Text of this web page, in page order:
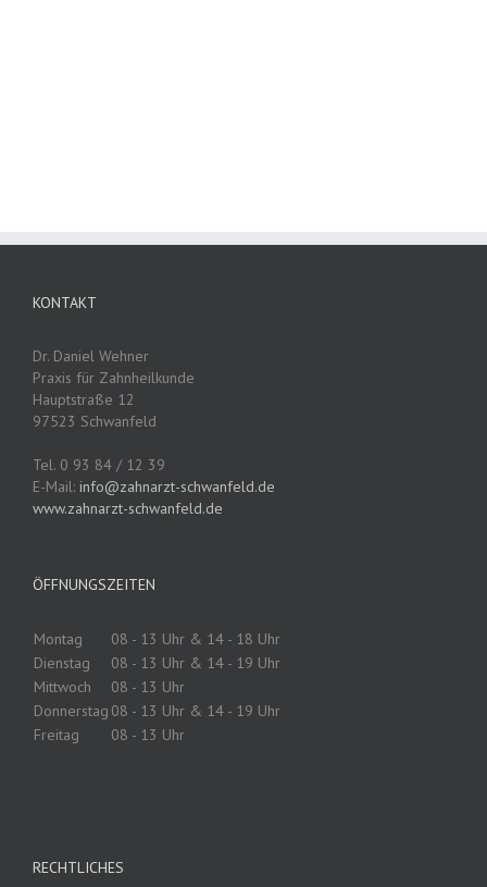
KONTAKT
Dr. Daniel Wehner
Praxis für Zahnheilkunde
Hauptstraße 12
97523 Schwanfeld
Tel. 0 93 84 / 12 39
E-Mail: info@zahnarzt-schwanfeld.de
www.zahnarzt-schwanfeld.de
ÖFFNUNGSZEITEN
Montag
08 - 13 Uhr & 14 - 18 Uhr
Dienstag
08 - 13 Uhr & 14 - 19 Uhr
Mittwoch
08 - 13 Uhr
Donnerstag 08 - 13 Uhr & 14 - 19 Uhr
Freitag
08 - 13 Uhr
RECHTLICHES